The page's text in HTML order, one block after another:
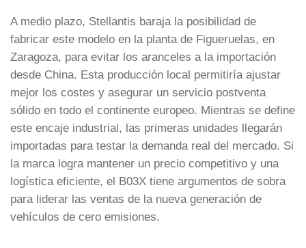
A medio plazo, Stellantis baraja la posibilidad de
fabricar este modelo en la planta de Figueruelas, en
Zaragoza, para evitar los aranceles a la importación
desde China. Esta producción local permitiría ajustar
mejor los costes y asegurar un servicio postventa
sólido en todo el continente europeo. Mientras se define
este encaje industrial, las primeras unidades llegarán
importadas para testar la demanda real del mercado. Si
la marca logra mantener un precio competitivo y una
logística eficiente, el B03X tiene argumentos de sobra
para liderar las ventas de la nueva generación de
vehículos de cero emisiones.